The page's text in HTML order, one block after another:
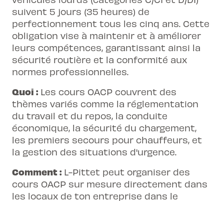
suivent 5 jours (35 heures) de
perfectionnement tous les cinq ans. Cette
obligation vise à maintenir et à améliorer
leurs compétences, garantissant ainsi la
sécurité routière et la conformité aux
normes professionnelles.
Quoi : Les cours OACP couvrent des
thèmes variés comme la réglementation
du travail et du repos, la conduite
économique, la sécurité du chargement,
les premiers secours pour chauffeurs, et
la gestion des situations d'urgence.
Comment : L-Pittet peut organiser des
cours OACP sur mesure directement dans
les locaux de ton entreprise dans le